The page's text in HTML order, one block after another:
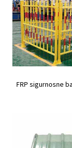
FRP sigurnosne